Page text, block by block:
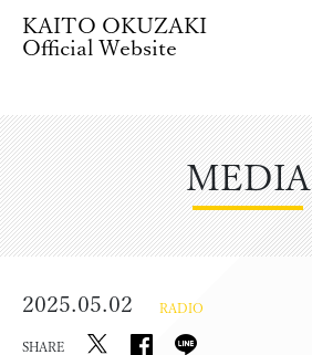
KAITO OKUZAKI
Official Website
MEDIA
2025.05.02 RADIO
SHARE